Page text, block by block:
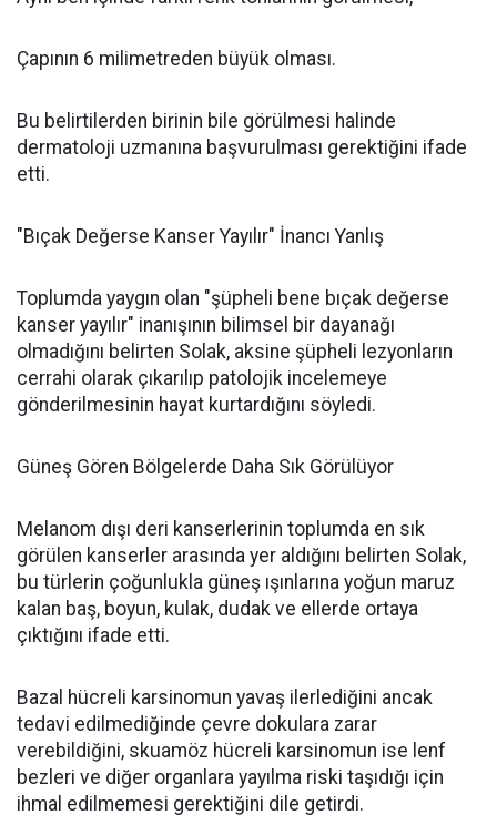
Çapının 6 milimetreden büyük olması.
Bu belirtilerden birinin bile görülmesi halinde
dermatoloji uzmanına başvurulması gerektiğini ifade
etti.
"Bıçak Değerse Kanser Yayılır" İnancı Yanlış
Toplumda yaygın olan "şüpheli bene bıçak değerse
kanser yayılır" inanışının bilimsel bir dayanağı
olmadığını belirten Solak, aksine şüpheli lezyonların
cerrahi olarak çıkarılıp patolojik incelemeye
gönderilmesinin hayat kurtardığını söyledi.
Güneş Gören Bölgelerde Daha Sık Görülüyor
Melanom dışı deri kanserlerinin toplumda en sık
görülen kanserler arasında yer aldığını belirten Solak,
bu türlerin çoğunlukla güneş ışınlarına yoğun maruz
kalan baş, boyun, kulak, dudak ve ellerde ortaya
çıktığını ifade etti.
Bazal hücreli karsinomun yavaş ilerlediğini ancak
tedavi edilmediğinde çevre dokulara zarar
verebildiğini, skuamöz hücreli karsinomun ise lenf
bezleri ve diğer organlara yayılma riski taşıdığı için
ihmal edilmemesi gerektiğini dile getirdi.